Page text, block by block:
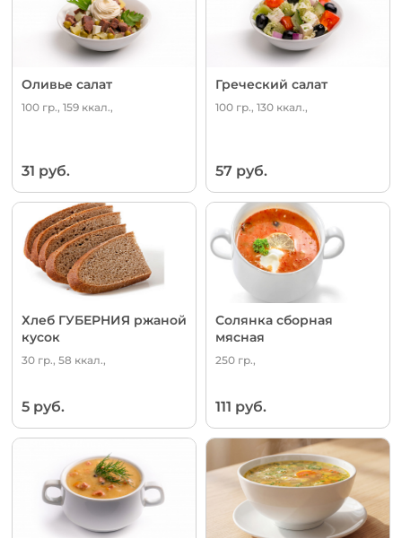
Оливье салат
100 гр., 159 ккал.,
31 руб.
Греческий салат
100 гр., 130 ккал.,
57 руб.
Хлеб ГУБЕРНИЯ ржаной
кусок
30 гр., 58 ккал.,
5 руб.
Солянка сборная
мясная
250 гр.,
111 руб.